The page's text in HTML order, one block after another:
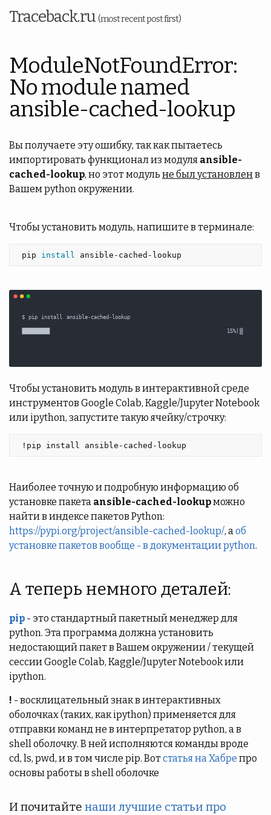
Traceback.ru (most recent post first)
ModuleNotFoundError:
No module named
ansible-cached-lookup
Вы получаете эту ошибку, так как пытаетесь
импортировать функционал из модуля ansible-
cached-lookup, но этот модуль не был установленв
Вашем python окружении.
Чтобы установить модуль, напишите в терминале:
pip install ansible-cached-lookup
Чтобы установить модуль в интерактивной среде
инструментов Google Colab, Kaggle/Jupyter Notebook
или ipython, запустите такую ячейку/строчку:
!pip install ansible-cached-lookup
Наиболее точную и подробную информацию об
установке пакета ansible-cached-lookupможно
найти в индексе пакетов Python:
https://pypi.org/project/ansible-cached-lookup/, аоб
установке пакетов вообще - в документации python.
А теперь немного деталей:
pip - это стандартный пакетный менеджер для
python. Эта программа должна установить
недостающий пакет в Вашем окружении / текущей
сессии Google Colab, Kaggle/Jupyter Notebook или
ipython.
! - восклицательный знак в интерактивных
оболочках (таких, как ipython) применяется для
отправки команд не в интерпретатор python, а в
shell оболочку. В ней исполняются команды вроде
cd, ls, pwd, и в том числе pip. Вотстатья на Хабре про
основы работы в shell оболочке
И почитайте наши лучшие статьи про